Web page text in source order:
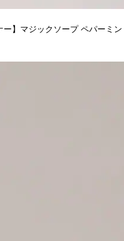
】マジックソープ ペパーミ